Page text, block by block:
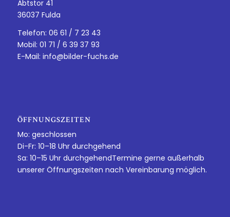
Abtstor 41
36037 Fulda
Telefon: 06 61 / 7 23 43
Mobil: 01 71 / 6 39 37 93
E-Mail: info@bilder-fuchs.de
ÖFFNUNGSZEITEN
Mo: geschlossen
Di-Fr: 10–18 Uhr durchgehend
Sa: 10–15 Uhr durchgehendTermine gerne außerhalb
unserer Öffnungszeiten nach Vereinbarung möglich.